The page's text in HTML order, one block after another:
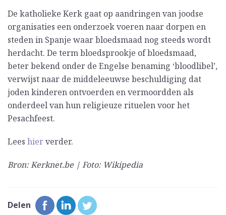
De katholieke Kerk gaat op aandringen van joodse
organisaties een onderzoek voeren naar dorpen en
steden in Spanje waar bloedsmaad nog steeds wordt
herdacht. De term bloedsprookje of bloedsmaad,
beter bekend onder de Engelse benaming ‘bloodlibel’,
verwijst naar de middeleeuwse beschuldiging dat
joden kinderen ontvoerden en vermoordden als
onderdeel van hun religieuze rituelen voor het
Pesachfeest.
Lees hierverder.
Bron: Kerknet.be | Foto: Wikipedia
Delen